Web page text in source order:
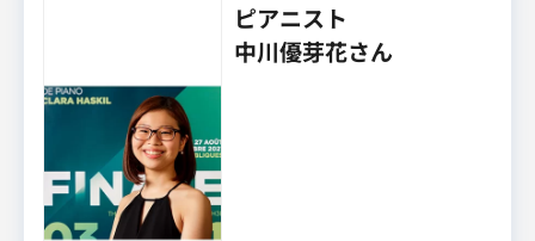
ピアニスト
中川優芽花さん